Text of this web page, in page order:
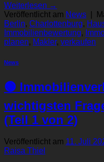
Weiterlesen →
Veröffentlicht am News
Berlin, Charlottenburg,
Immobilienbewertung,
planen, Makler, verkaufen
News
🟢
wichtigsten
(Teil 1 von 2)
Veröffentlicht am 11. Juli
Raisa Thiel